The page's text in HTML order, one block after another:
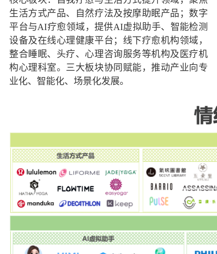
生活方式产品、自然疗法及按摩助眠产品；数字
平台与AI疗愈领域，提供AI虚拟助手、智能检测
设备及在线心理健康平台；线下疗愈机构领域，
整合睡眠、头疗、心理咨询服务等机构及医疗机
构心理科室。三大板块协同赋能，推动产业向专
业化、智能化、场景化发展。